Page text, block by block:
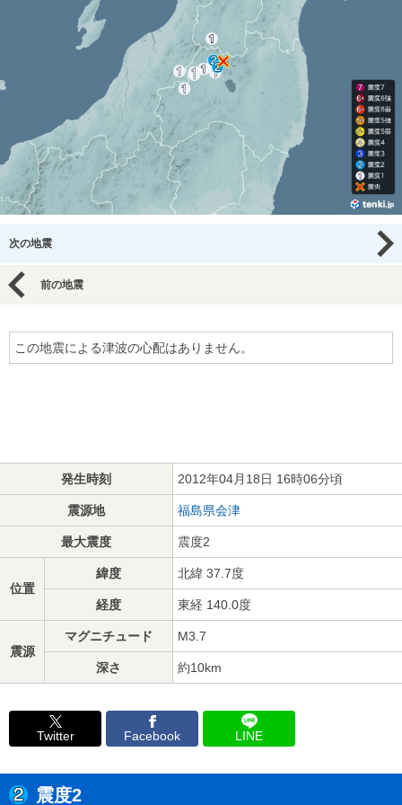
次の地震
前の地震
この地震による津波の心配はありません。
発生時刻 2012年04月18日 16時06分頃
震源地 福島県会津
最大震度 震度2
位置
緯度 北緯 37.7度
経度 東経 140.0度
震源
マグニチュード M3.7
深さ 約10km
Twitter Facebook LINE
震度2